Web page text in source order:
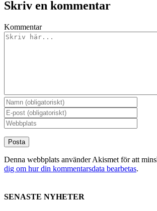
Skriv en kommentar
Kommentar
Denna webbplats använder Akismet för att
dig om hur din kommentarsdata bearbetas.
SENASTE NYHETER